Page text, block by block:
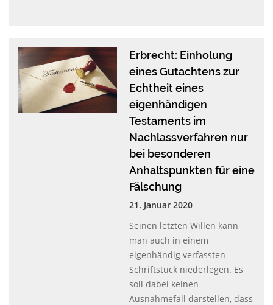
Erbrecht: Einholung
eines Gutachtens zur
Echtheit eines
eigenhändigen
Testaments im
Nachlassverfahren nur
bei besonderen
Anhaltspunkten für eine
Fälschung
21. Januar 2020
Seinen letzten Willen kann
man auch in einem
eigenhändig verfassten
Schriftstück niederlegen. Es
soll dabei keinen
Ausnahmefall darstellen, dass